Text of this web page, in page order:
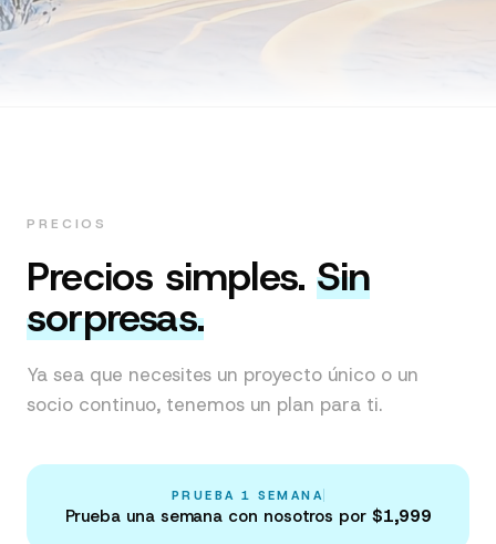
PRECIOS
Precios simples. Sin
sorpresas.
Ya sea que necesites un proyecto único o un
socio continuo, tenemos un plan para ti.
PRUEBA 1 SEMANA
Prueba una semana con nosotros por $1,999